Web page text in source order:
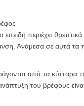
περιέχει
Ανάμεσα σε αυτά τα
από τα κύτταρα
του βρέφους είναι